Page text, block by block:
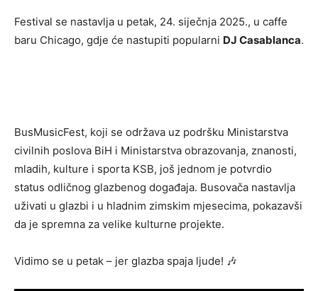
Festival se nastavlja u petak, 24. siječnja 2025., u caffe
baru Chicago, gdje će nastupiti popularni DJ Casablanca.
BusMusicFest, koji se održava uz podršku Ministarstva
civilnih poslova BiH i Ministarstva obrazovanja, znanosti,
mladih, kulture i sporta KSB, još jednom je potvrdio
status odličnog glazbenog događaja. Busovača nastavlja
uživati u glazbi i u hladnim zimskim mjesecima, pokazavši
da je spremna za velike kulturne projekte.
Vidimo se u petak – jer glazba spaja ljude! 🎶